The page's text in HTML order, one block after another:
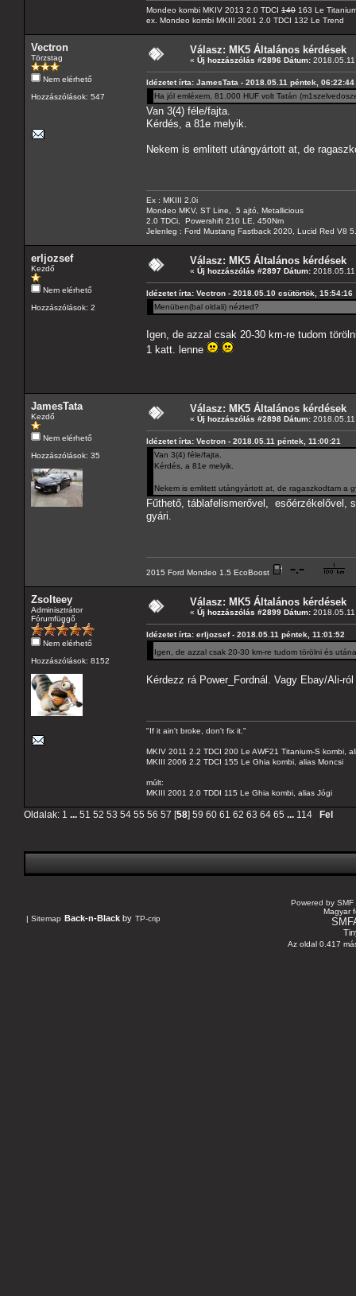
Mondeo kombi MKIV 2013 2.0 TDCI 140 163 Le
ex. Mondeo kombi MKIII 2001 2.0 TDCI 132 Le Trend
Vectron
Törzstag
Nem elérhető
Hozzászólások: 547
Válasz: MK5 Általános kérdések
« Új hozzászólás #2896 Dátum:
Idézetet írta: JamesTata - 2018.05.11 péntek, 06:22:44
Ha jól emléxem, 81.000 HUF volt Tatán
Van 3(4) féle/fajta.
Kérdés, a 81e melyik.
Nekem is emlitett utángyártott at, de
Ex : MKIII 2.0i
Mondeo MKV, ST Line, 5 ajtó, Metallicious
2.0 TDCi, Powershift 210 LE, 450Nm
Jelenleg : Ford Mustang Fastback 2020, Lucid Red V8
erljozsef
Kezdő
Nem elérhető
Hozzászólások: 2
Válasz: MK5 Általános kérdések
« Új hozzászólás #2897 Dátum:
Idézetet írta: Vectron - 2018.05.10 csütörtök, 15:54:16
Menüben(bal oldali) nézted?
Igen, de azzal csak 20-30 km-re tudom
1 katt. lenne
JamesTata
Kezdő
Nem elérhető
Hozzászólások: 35
Válasz: MK5 Általános kérdések
« Új hozzászólás #2898 Dátum:
Idézetet írta: Vectron - 2018.05.11 péntek, 11:00:21
Van 3(4) féle/fajta.
Kérdés, a 81e melyik.
Nekem is emlitett utángyártott at, de ragaszkodtam a
Fűthető, táblafelismerővel, esőérzékelővel,
gyári.
2015 Ford Mondeo 1.5 EcoBoost
Zsolteey
Adminisztrátor
Fórumfüggő
Nem elérhető
Hozzászólások: 8152
Válasz: MK5 Általános kérdések
« Új hozzászólás #2899 Dátum:
Idézetet írta: erljozsef - 2018.05.11 péntek, 11:01:52
Igen, de azzal csak 20-30 km-re tudom törölni és
Kérdezz rá Power_Fordnál. Vagy Ebay/Ali-
"If it ain't broke, don't fix it."
MKIV 2011 2.2 TDCI 200 Le AWF21 Titanium-S kombi,
MKIII 2006 2.2 TDCI 155 Le Ghia kombi, alias Moncsi
múlt:
MKIII 2001 2.0 TDDI 115 Le Ghia kombi, alias Jógi
Oldalak: 1 ... 51 52 53 54 55 56 57 [58] 59 60 61 62 63 64 65 ... 114 Fel
| Sitemap Back-n-Black by TP-crip
Powered by SMF
Magyar
Az oldal 0.417